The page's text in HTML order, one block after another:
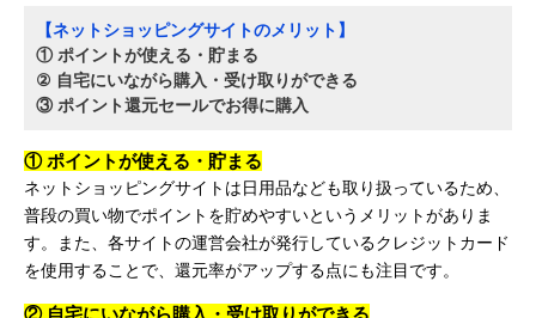
【ネットショッピングサイトのメリット】
① ポイントが使える・貯まる
② 自宅にいながら購入・受け取りができる
③ ポイント還元セールでお得に購入
① ポイントが使える・貯まる
ネットショッピングサイトは日用品なども取り扱っているため、
普段の買い物でポイントを貯めやすいというメリットがありま
す。また、各サイトの運営会社が発行しているクレジットカード
を使用することで、還元率がアップする点にも注目です。